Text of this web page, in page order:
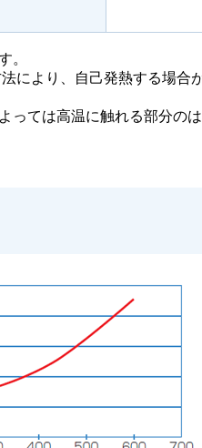
。
により、自己発熱する場合
っては高温に触れる部分の